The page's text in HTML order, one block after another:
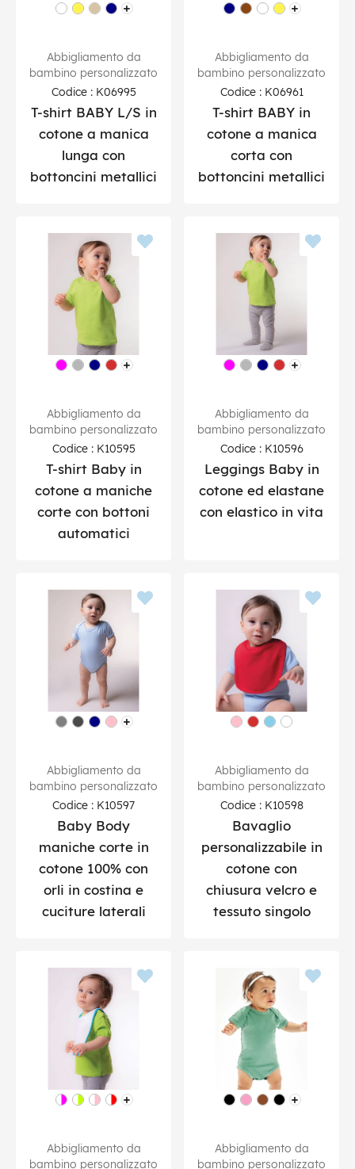
Abbigliamento da
bambino personalizzato
Codice : K06995
T-shirt BABY L/S in
cotone a manica
lunga con
bottoncini metallici
Abbigliamento da
bambino personalizzato
Codice : K06961
T-shirt BABY in
cotone a manica
corta con
bottoncini metallici
Abbigliamento da
bambino personalizzato
Codice : K10595
T-shirt Baby in
cotone a maniche
corte con bottoni
automatici
Abbigliamento da
bambino personalizzato
Codice : K10596
Leggings Baby in
cotone ed elastane
con elastico in vita
Abbigliamento da
bambino personalizzato
Codice : K10597
Baby Body
maniche corte in
cotone 100% con
orli in costina e
cuciture laterali
Abbigliamento da
bambino personalizzato
Codice : K10598
Bavaglio
personalizzabile in
cotone con
chiusura velcro e
tessuto singolo
Abbigliamento da
bambino personalizzato
Abbigliamento da
bambino personalizzato